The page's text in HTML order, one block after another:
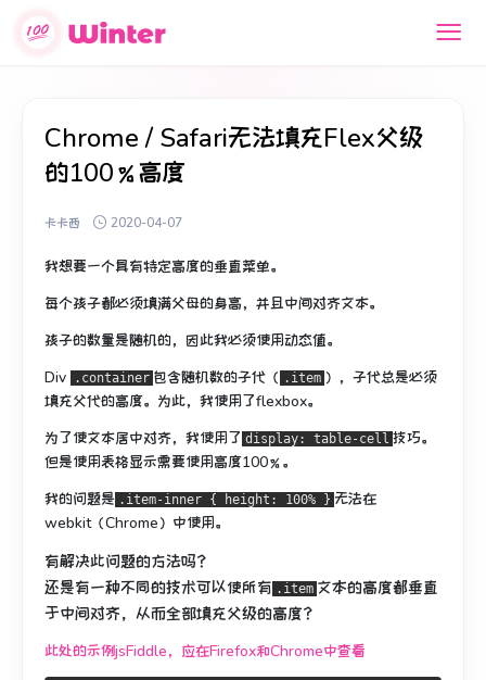
Chrome / Safari无法填充Flex父级
的100％高度
卡卡西 2020-04-07
我想要一个具有特定高度的垂直菜单。
每个孩子都必须填满父母的身高，并且中间对齐文本。
孩子的数量是随机的，因此我必须使用动态值。
Div
.container 包含随机数的子代（ .item ）， 子代总是必须
填充父代的高度。 为此，我使用了flexbox。
为了使文本居中对齐，我使用了 display: table-cell 技巧。
但是使用表格显示需要使用高度100％。
我的问题是 .item-inner { height: 100% } 无法在
webkit（Chrome）中使用。
有解决此问题的方法吗？
还是有一种不同的技术可以使所有 .item 文本的高度都垂直
于中间对齐， 从而全部填充父级的高度？
此处的示例jsFiddle，应在Firefox和Chrome中查看